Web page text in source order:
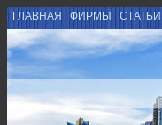
ГЛАВНАЯ ФИРМЫ СТАТЬИ